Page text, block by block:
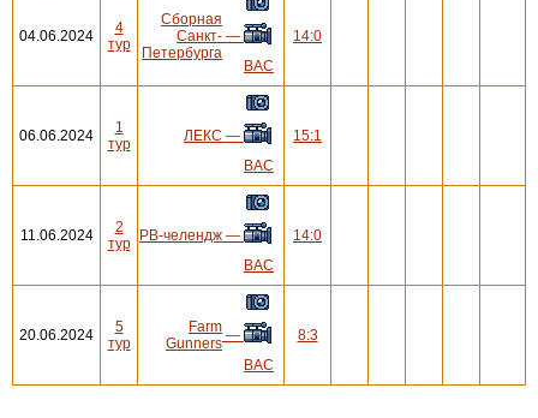
04.06.2024
4
тур
Сборная
Санкт-
Петербурга
—
ВАС
14:0
06.06.2024
1
тур
ЛЕКС —
ВАС
15:1
11.06.2024
2
тур
РВ-челендж —
ВАС
14:0
20.06.2024
5
тур
Farm
Gunners —
ВАС
8:3